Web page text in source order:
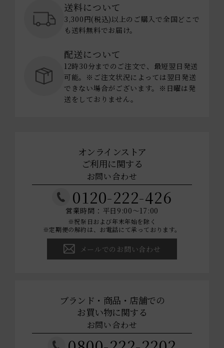
送料について
3,300円(税込)以上のご購入で全国どこで
も送料無料でお届け。
配送について
12時30分までのご注文で、最短翌日発送
可能。※ご注文状況によっては翌日発送
できない場合がございます。※日曜は発
送をしておりません。
オンラインストア
ご利用に関する
お問い合わせ
0120-222-426
営業時間：平日9:00～17:00
※祝祭日および年末年始を除く
※定期便の解約は、お電話にて承っております。
メールでのお問い合わせ
ブランド・商品・店舗での
お買い物に関する
お問い合わせ